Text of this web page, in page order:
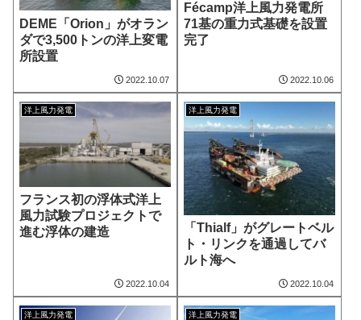
DEME「Orion」がオラン
ダで3,500トンの洋上変電
所設置
2022.10.07
Fécamp洋上風力発電所
71基の重力式基礎を設置
完了
2022.10.06
洋上風力発電
フランス初の浮体式洋上
風力試験プロジェクトで
進む浮体の建造
2022.10.04
洋上風力発電
「Thialf」がグレートベル
ト・リンクを通過してバ
ルト海へ
2022.10.04
洋上風力発電 洋上風力発電